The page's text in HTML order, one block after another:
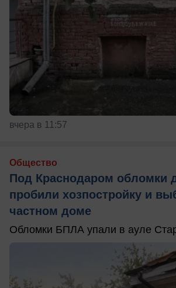
вчера в 11:57
Общество
Под Краснодаром обломки
пробили хозпостройку и
частном доме
Обломки БПЛА упали в ауле